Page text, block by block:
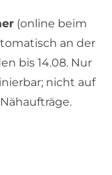
(online beim
an der
bis 14.08. Nur
nicht auf